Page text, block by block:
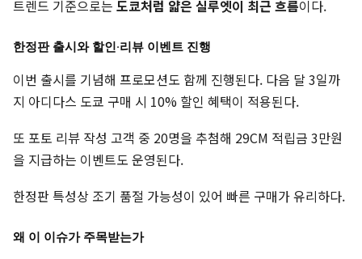
트렌드 기준으로는 도쿄처럼 얇은 실루엣이 최근 흐름이다.
한정판 출시와 할인·리뷰 이벤트 진행
이번 출시를 기념해 프로모션도 함께 진행된다. 다음 달 3일까
지 아디다스 도쿄 구매 시 10% 할인 혜택이 적용된다.
또 포토 리뷰 작성 고객 중 20명을 추첨해 29CM 적립금 3만원
을 지급하는 이벤트도 운영된다.
한정판 특성상 조기 품절 가능성이 있어 빠른 구매가 유리하다.
왜 이 이슈가 주목받는가